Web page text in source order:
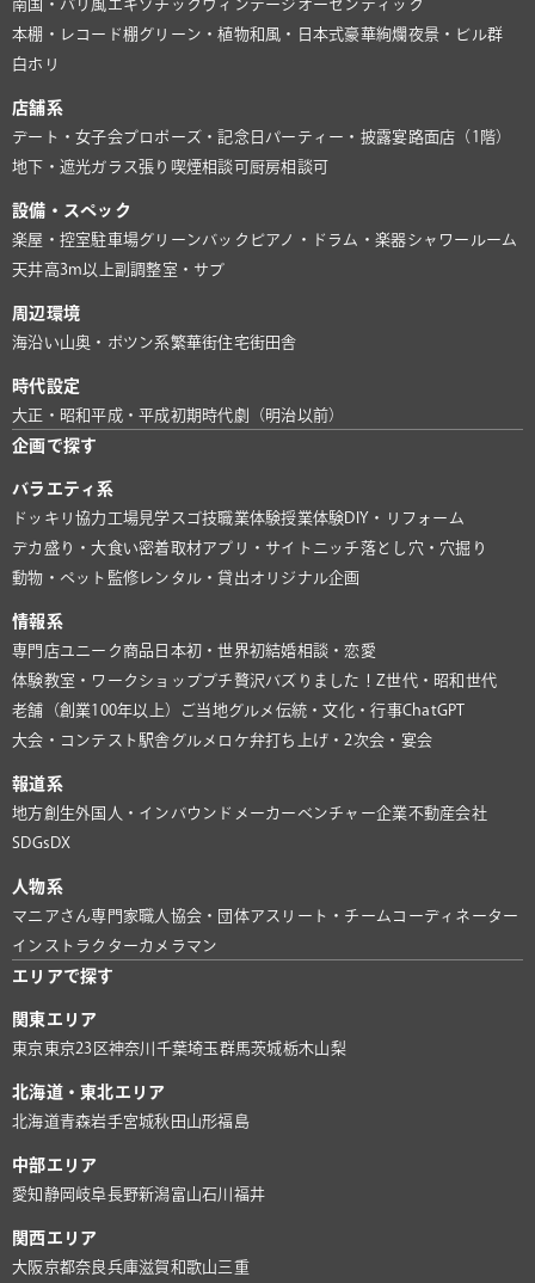
南国・バリ風 エキゾチック ヴィンテージ オーセンティック
本棚・レコード棚グリーン・植物和風・日本式豪華絢爛夜景・ビル群
白ホリ
店舗系
デート・女子会プロポーズ・記念日 パーティー・披露宴路面店（1階）
地下・遮光ガラス張り 喫煙相談可 厨房相談可
設備・スペック
楽屋・控室駐車場グリーンバック ピアノ・ドラム・楽器シャワールーム
天井高3m以上副調整室・サブ
周辺環境
海沿い山奥・ポツン系繁華街住宅街田舎
時代設定
大正・昭和平成・平成初期時代劇（明治以前）
企画で探す
バラエティ系
ドッキリ協力 工場見学 スゴ技職業体験授業体験 DIY・リフォーム
デカ盛り・大食い密着取材アプリ・サイト ニッチ落とし穴・穴掘り
動物・ペット 監修 レンタル・貸出オリジナル企画
情報系
専門店ユニーク商品 日本初・世界初結婚相談・恋愛
体験教室・ワークショッププチ贅沢バズりました！ Z世代・昭和世代
老舗（創業100年以上）
ご当地グルメ 伝統・文化・行事ChatGPT
大会・コンテスト 駅舎グルメ ロケ弁打ち上げ・2次会・宴会
報道系
地方創生外国人・インバウンド メーカー ベンチャー企業不動産会社
SDGs DX
人物系
マニアさん専門家 職人 協会・団体アスリート・チーム コーディネーター
インストラクターカメラマン
エリアで探す
関東エリア
東京 東京23区神奈川 千葉埼玉群馬茨城栃木山梨
北海道・東北エリア
北海道青森岩手宮城秋田 山形福島
中部エリア
愛知 静岡 岐阜長野新潟富山石川 福井
関西エリア
大阪京都奈良兵庫滋賀和歌山 三重